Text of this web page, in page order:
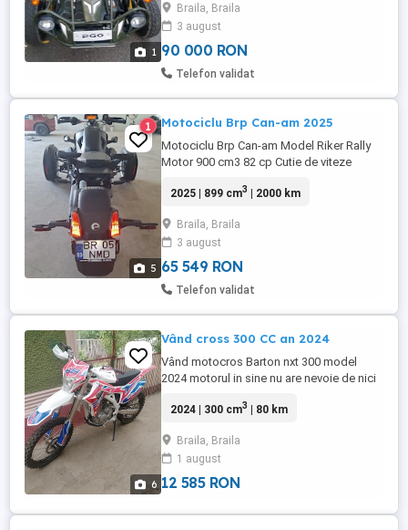
1
Braila, Braila
3 august
90 000 RON
Telefon validat
5
1 Motociclu Brp Can-am 2025
Motociclu Brp Can-am Model Riker Rally
Motor 900 cm3 82 cp Cutie de viteze
02 2025 Can-am ul este in stare noua 2000
efectuata revizia de un an in februarie
2026 Stopuri si Faruri led Lumini de zi led
day light Bord ...
2025 | 899 cm3 | 2000 km
Braila, Braila
3 august
65 549 RON
Telefon validat
6
Vând cross 300 CC an 2024
Vând motocros Barton nxt 300 model
2024 motorul in sine nu are nevoie de nici
nici un fel de problema preț de 2400 euro
2024 | 300 cm3 | 80 km
Braila, Braila
1 august
12 585 RON